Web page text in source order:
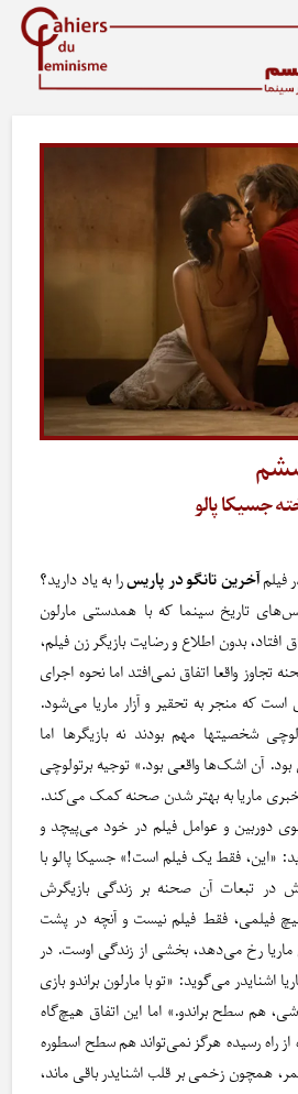
جسیکا پالو
فیلمآخرین تانگو در پاریسرا به یاد دارید؟
تاریخ سینما که با همدستی مارلون
افتاد، بدون اطلاع و رضایت بازیگر زن فیلم،
تجاوز واقعا اتفاق نمی‌افتد اما نحوه اجرای
است که منجر به تحقیر و آزار ماریا می‌شود.
شخصیتها مهم بودند نه بازیگرها اما
آن اشک‌ها واقعی بود.» توجیه برتولوچی
ماریا به بهتر شدن صحنه کمک می‌کند.
دوربین و عوامل فیلم در خود می‌پیچد و
«این، فقط یک فیلم است!» جسیکا پالو با
در تبعات آن صحنه بر زندگی بازیگرش
فیلمی، فقط فیلم نیست و آنچه در پشت
رخ می‌دهد، بخشی از زندگی اوست. در
اشنایدر می‌گوید: «تو با مارلون براندو بازی
هم سطح براندو.» اما این اتفاق هیچ‌گاه
از راه رسیده هرگز نمی‌تواند هم سطح اسطوره
همچون زخمی بر قلب اشنایدر باقی ماند،